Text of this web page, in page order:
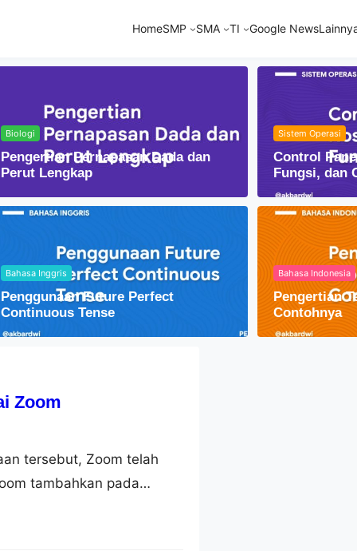
HomeSMP SMA TI Google News
Fisika
Lensa Cembung dalam
Biologi
Pengertian Pernapasan Dada dan
Perut Lengkap
Sistem Operasi
Control
Fungsi, dan
Bahasa Inggris
Penggunaan Future Perfect
Continuous Tense
Bahasa Indonesia
Pengertian
Contohnya
Zoom
tersebut, Zoom telah
tambahkan pada
admin untuk
Dalam situs